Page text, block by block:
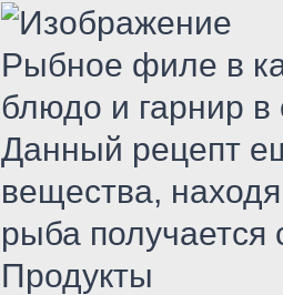
Рыбное филе в
блюдо и гарнир в
Данный рецепт
вещества,
рыба получается
Продукты